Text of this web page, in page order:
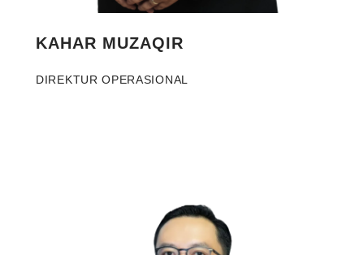
KAHAR MUZAQIR
DIREKTUR OPERASIONAL